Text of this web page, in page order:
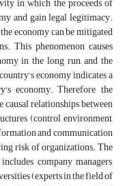
and gain legal legitimacy.
economy can be mitigated
This phenomenon causes
in the long run, and the
economy indicates a
economy. Therefore, the
relationships between
(control environment,
and communication
risk of organizations. The
company managers,
(experts in the field of